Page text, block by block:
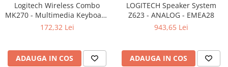
SSD
Hard Disc-uri
Carcase
Logitech Wireless Combo
MK270 - Multimedia Keyboard
+ Mouse, Black
172,32 Lei
ADAUGA IN COS
LOGITECH Speaker System
Z623 - ANALOG - EMEA28
943,65 Lei
ADAUGA IN COS